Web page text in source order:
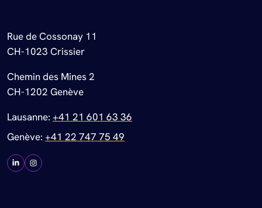
Rue de Cossonay 11
CH-1023 Crissier
Chemin des Mines 2
CH-1202 Genève
Lausanne: +41 21 601 63 36
Genève: +41 22 747 75 49